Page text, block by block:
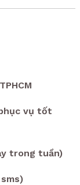
vụ tốt
trong tuần)